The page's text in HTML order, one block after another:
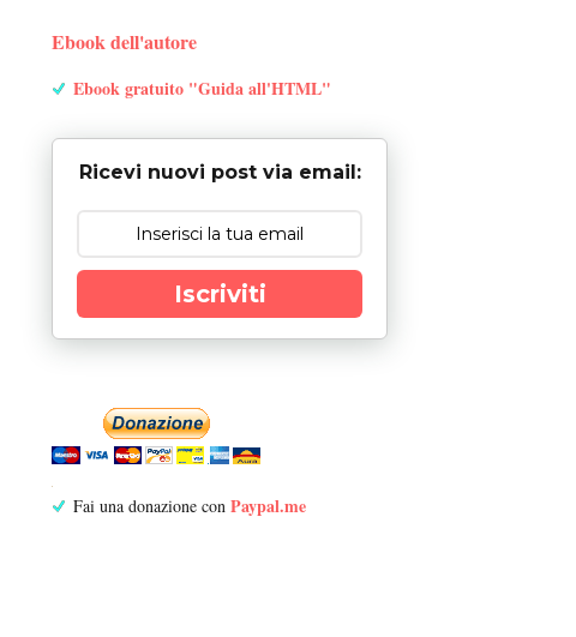
Ebook dell'autore
Ebook gratuito "Guida all'HTML"
Ricevi nuovi post via email:
Iscriviti
Fai una donazione con Paypal.me